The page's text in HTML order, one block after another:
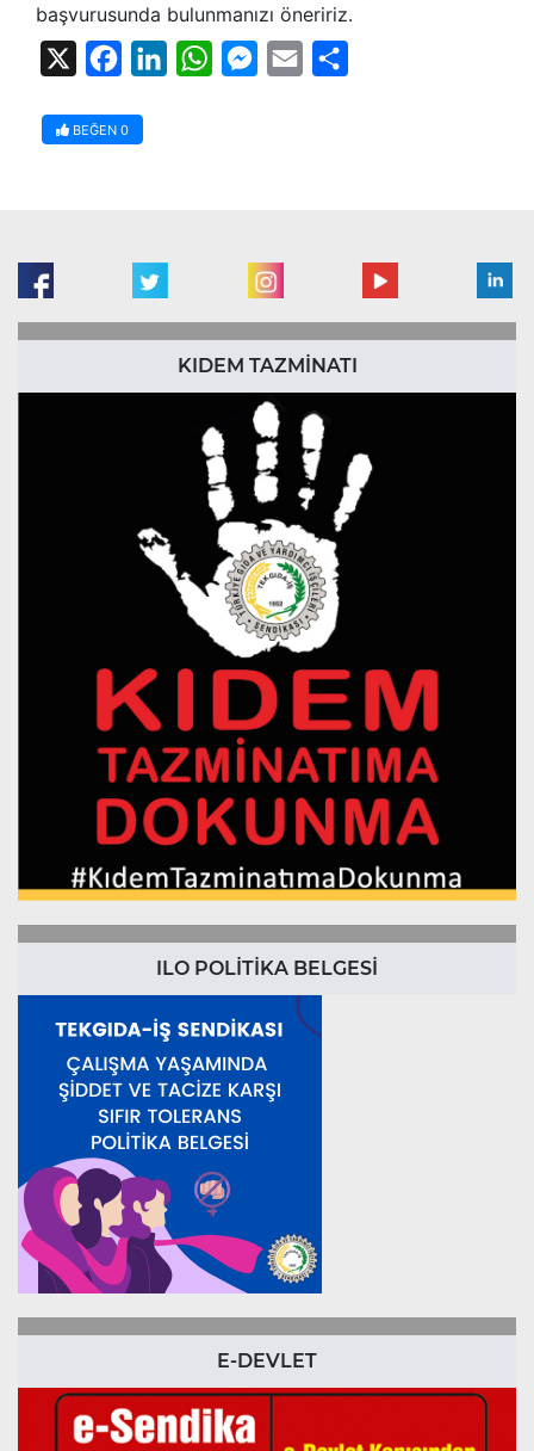
başvurusunda bulunmanızı öneririz.
FacebookLinkedInWhatsAppMessenger
Email
BEĞEN 0
KIDEM TAZMİNATI
ILO POLİTİKA BELGESİ
E-DEVLET